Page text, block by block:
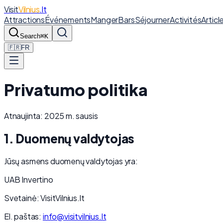
VisitVilnius.lt
AttractionsÉvénementsMangerBarsSéjournerActivités
Search⌘K
🇫🇷FR
Privatumo politika
Atnaujinta: 2025 m. sausis
1. Duomenų valdytojas
Jūsų asmens duomenų valdytojas yra:
UAB Invertino
Svetainė: VisitVilnius.lt
El. paštas: info@visitvilnius.lt